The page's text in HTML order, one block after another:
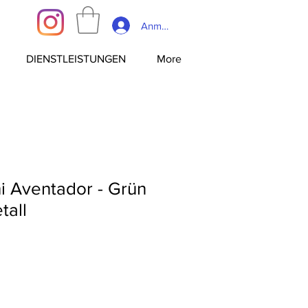
Anmelden
DIENSTLEISTUNGEN More
Aventador - Grün